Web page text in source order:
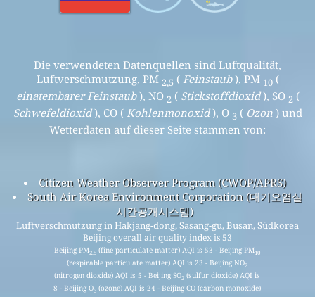
Die verwendeten Datenquellen sind Luftqualität,
Luftverschmutzung, PM 2,5 ( Feinstaub), PM 10(
einatembarer Feinstaub), NO 2 ( Stickstoffdioxid), SO 2 (
Schwefeldioxid), CO ( Kohlenmonoxid), O 3 ( Ozon) und
Wetterdaten auf dieser Seite stammen von:
Citizen Weather Observer Program (CWOP/APRS)
South Air Korea Environment Corporation (대기오염실
시간공개시스템)
Luftverschmutzung in Hakjang-dong, Sasang-gu, Busan, Südkorea
Beijing overall air quality index is 53
Beijing PM2.5 (fine particulate matter) AQI is 53 - Beijing PM10
(respirable particulate matter) AQI is 23 - Beijing NO2
(nitrogen dioxide) AQI is 5 - Beijing SO2 (sulfur dioxide) AQI is
8 - Beijing O3 (ozone) AQI is 24 - Beijing CO (carbon monoxide)